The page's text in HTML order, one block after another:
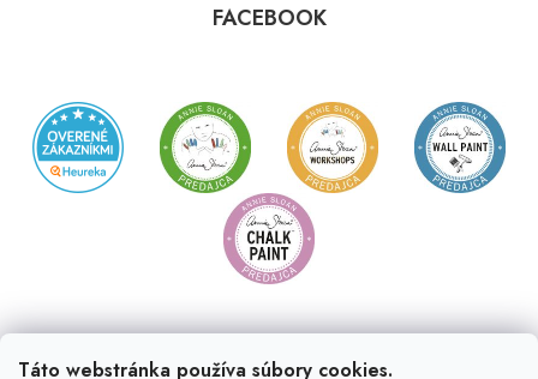
Táto webstránka používa súbory cookies.
FACEBOOK